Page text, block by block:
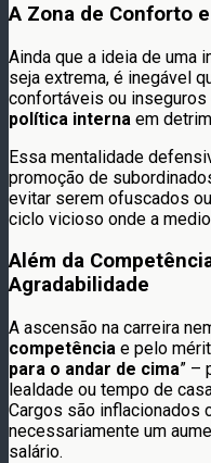
A Zona de Conforto
Ainda que a ideia de uma
seja extrema, é inegável
confortáveis ou
política interna em
Essa mentalidade
promoção de
evitar serem ofuscados
ciclo vicioso onde a
Além da
Agradabilidade
A ascensão na carreira
competência e pelo
para o andar de cima” –
lealdade ou tempo de
Cargos são inflacionados
necessariamente um
salário.